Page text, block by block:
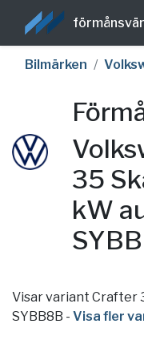
Bilmärken
35
kW
Visar variant Crafter
SYBB8B - Visa fler